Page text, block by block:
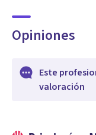
Opiniones
Este
valoración